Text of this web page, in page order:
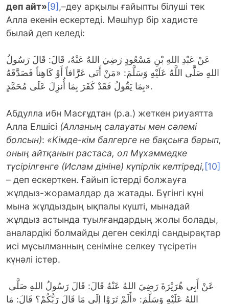
деп айт»[9] ,–деу арқылы ғайыпты білуші тек
Алла екенін ескертеді. Мәшһур бір хадисте
былай деп келеді:
عَنْ عَبْدِ اللهِ بْنِ مَسْعُودٍ رَضِيَ اللهُ عَنْهُ، قَالَ: قَالَ رَسُولُ
اللهِ صَلَّى اللَّهُ عَلَيْهِ وَسَلَّمَ: «مَنْ أَتَى عَرَّافاً أَوْ كَاهِناً فَصَدَّقَهُ
بِمَا يَقُولُ فَقَدْ كَفَرَ بِمَا أُنزِلَ عَلَى مُحَمَّدٍ».
Абдулла ибн Масғұдтан (р.а.) жеткен риуаятта
Алла Елшісі (Алланың салауаты мен сәлемі
болсын): «Кімде-кім балгерге не бақсыға барып,
оның айтқанын растаса, ол Мұхаммедке
түсірілгенге (Ислам дініне) күпірлік келтіреді,[10]
– деп ескерткен. Ғайып істерді болжауға
жұлдыз-жорамалдар да жатады. Бүгінгі күні
мына жұлдыздың ықпалы күшті, мынадай
жұлдыз астында туылғандардың жолы болады,
аналардікі болмайды деген секілді сандырақтар
исі мұсылманның сеніміне селкеу түсіретін
күнәлі істер.
اللهُ عَلَيْهِ وَسَلَّمَ: «أَلَمْ تَرَوْا إِلَى مَا قَالَ رَبُّكُمْ؟ قَالَ: مَا